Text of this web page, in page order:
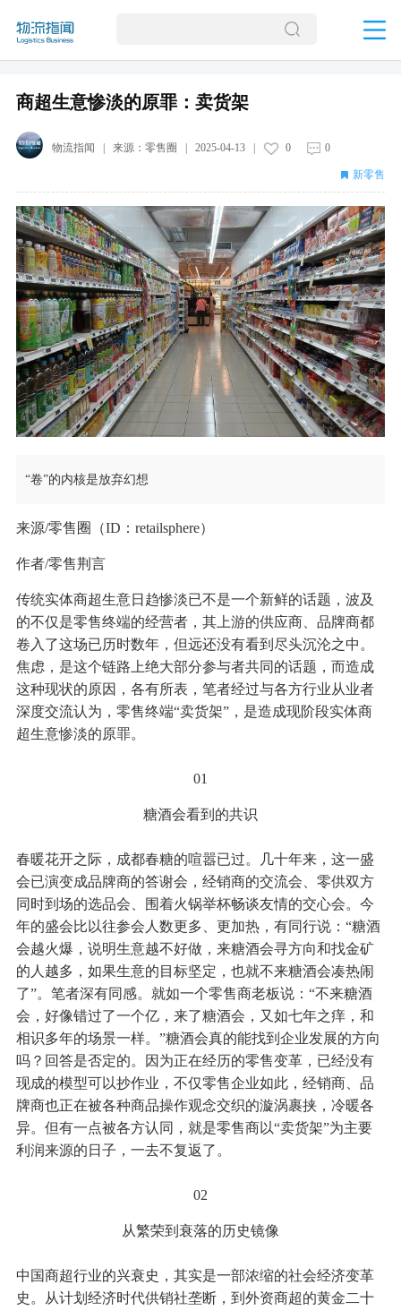
商超生意惨淡的原罪：卖货架
物流指闻 | 来源： 零售圈 2025-04-13| 0 0
新零售
“卷”的内核是放弃幻想
来源/零售圈（ID：retailsphere）
作者/零售荆言
传统实体商超生意日趋惨淡已不是一个新鲜的话题，波及
的不仅是零售终端的经营者，其上游的供应商、品牌商都
卷入了这场已历时数年，但远还没有看到尽头沉沦之中。
焦虑，是这个链路上绝大部分参与者共同的话题，而造成
这种现状的原因，各有所表，笔者经过与各方行业从业者
深度交流认为，零售终端“卖货架”，是造成现阶段实体商
超生意惨淡的原罪。
01
糖酒会看到的共识
春暖花开之际，成都春糖的喧嚣已过。几十年来，这一盛
会已演变成品牌商的答谢会，经销商的交流会、零供双方
同时到场的选品会、围着火锅举杯畅谈友情的交心会。今
年的盛会比以往参会人数更多、更加热，有同行说：“糖酒
会越火爆，说明生意越不好做，来糖酒会寻方向和找金矿
的人越多，如果生意的目标坚定，也就不来糖酒会凑热闹
了”。笔者深有同感。就如一个零售商老板说：“不来糖酒
会，好像错过了一个亿，来了糖酒会，又如七年之痒，和
相识多年的场景一样。”糖酒会真的能找到企业发展的方向
吗？回答是否定的。因为正在经历的零售变革，已经没有
现成的模型可以抄作业，不仅零售企业如此，经销商、品
牌商也正在被各种商品操作观念交织的漩涡裹挟，冷暖各
异。但有一点被各方认同，就是零售商以“卖货架”为主要
利润来源的日子，一去不复返了。
02
从繁荣到衰落的历史镜像
中国商超行业的兴衰史，其实是一部浓缩的社会经济变革
史。从计划经济时代供销社垄断，到外资商超的黄金二十